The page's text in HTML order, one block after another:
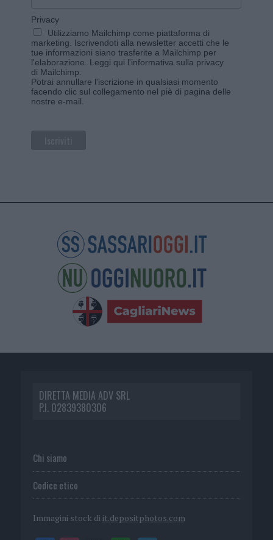
Privacy
Utilizziamo Mailchimp come piattaforma di
marketing. Iscrivendoti alla newsletter accetti che le
tue informazioni siano trasferite a Mailchimp per
l'elaborazione. Leggi qui l'informativa sulla privacy
di Mailchimp.
Potrai annullare l'iscrizione in qualsiasi momento
facendo clic sul collegamento nel piè di pagina delle
nostre e-mail.
DIRETTA MEDIA ADV SRL
P.I. 02839380306
Chi siamo
Codice etico
Immagini stock di it.depositphotos.com